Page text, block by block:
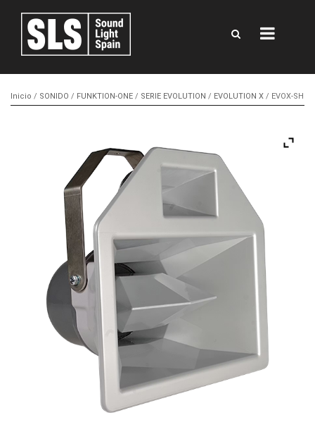
Inicio / SONIDO / FUNKTION-ONE / SERIE EVOLUTION / EVOLUTION X / EVOX-SH